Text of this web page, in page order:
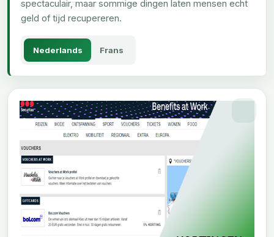
spectaculair, maar sommige dingen laten mensen echt
geld of tijd recupereren.
Nederlands Frans